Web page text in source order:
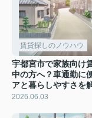
賃貸探しのノウハウ
宇都宮市で家族向け
中の方へ？車通勤に
アと暮らしやすさを
2026.06.03